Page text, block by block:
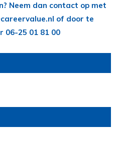
Neem dan contact op met
of door te
06-25 01 81 00